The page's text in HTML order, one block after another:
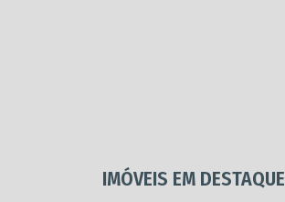
IMÓVEIS EM DESTAQUE